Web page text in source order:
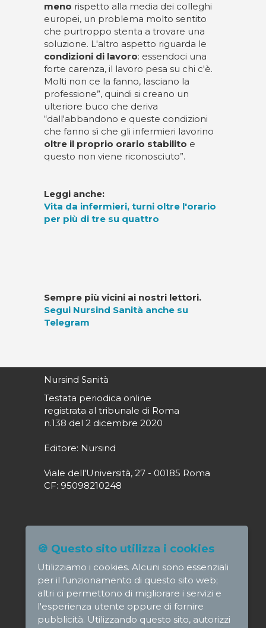
meno rispetto alla media dei colleghi
europei, un problema molto sentito
che purtroppo stenta a trovare una
soluzione. L'altro aspetto riguarda le
condizioni di lavoro: essendoci una
forte carenza, il lavoro pesa su chi c'è.
Molti non ce la fanno, lasciano la
professione”, quindi si creano un
ulteriore buco che deriva
“dall'abbandono e queste condizioni
che fanno sì che gli infermieri lavorino
oltre il proprio orario stabilito e
questo non viene riconosciuto”.
Leggi anche:
Vita da infermieri, turni oltre l'orario
per più di tre su quattro
Sempre più vicini ai nostri lettori.
Segui Nursind Sanità anche su
Telegram
Nursind Sanità
Testata periodica online
registrata al tribunale di Roma
n.138 del 2 dicembre 2020
Editore: Nursind
Viale dell'Università, 27 - 00185 Roma
CF: 95098210248
Direttore responsabile: Paola Alagia
direttore@nursindsanita.it
Redazione: redazione@nursindsanita.it
🍪 Questo sito utilizza i cookies
Utilizziamo i cookies. Alcuni sono essenziali
per il funzionamento di questo sito web;
altri ci permettono di migliorare i servizi e
l'esperienza utente oppure di fornire
pubblicità. Utilizzando questo sito, autorizzi